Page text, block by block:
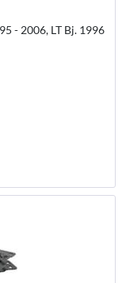
- 2006, LT Bj. 1996